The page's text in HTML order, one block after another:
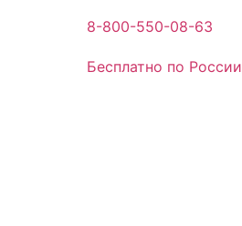
8-800-550-08-63
Бесплатно по России